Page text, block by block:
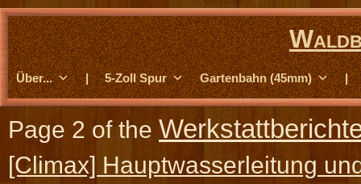
Über... | 5-Zoll Spur Gartenbahn (45mm) |
Page 2 of the
[Climax] Hauptwasserleitung